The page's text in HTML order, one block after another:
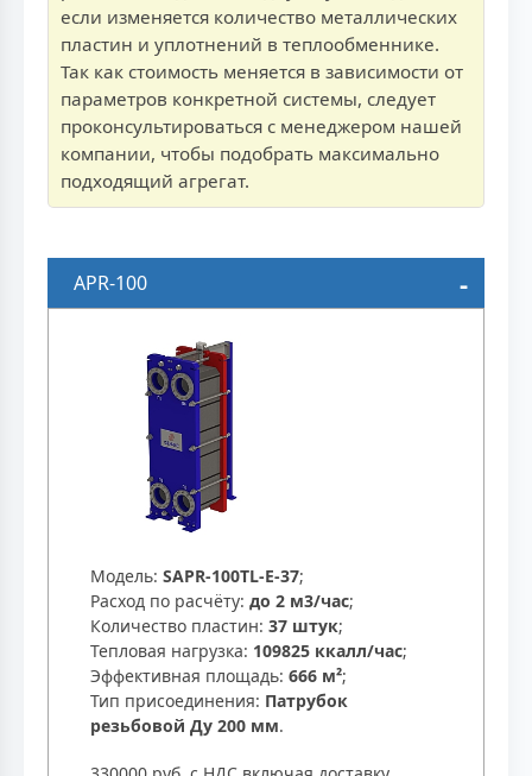
если изменяется количество металлических
пластин и уплотнений в теплообменнике.
Так как стоимость меняется в зависимости от
параметров конкретной системы, следует
проконсультироваться с менеджером нашей
компании, чтобы подобрать максимально
подходящий агрегат.
APR-100
Модель: SAPR-100TL-E-37;
Расход по расчёту: до 2 м3/час;
Количество пластин: 37 штук;
Тепловая нагрузка: 109825 ккалл/час;
Эффективная площадь: 666 м²;
Тип присоединения: Патрубок
резьбовой Ду 200 мм.